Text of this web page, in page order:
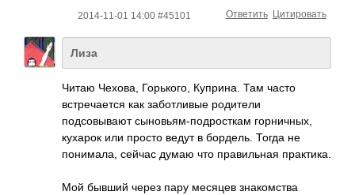
2014-11-01 14:00 #45101 Цитировать
Ответить
Лиза
Читаю Чехова, Горького, Куприна. Там часто
встречается как заботливые родители
подсовывают сыновьям-подрост­кам горничных,
кухарок или просто ведут в бордель. Тогда не
понимала, сейчас думаю что правильная практика.
Мой бывший через пару месяцев знакомства